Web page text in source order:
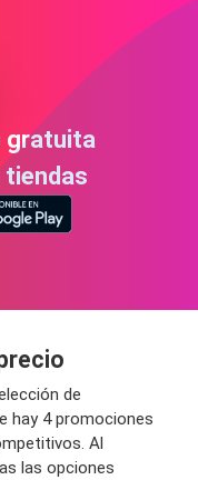
gratuita
tiendas
de
hay 4 promociones
Al
las opciones